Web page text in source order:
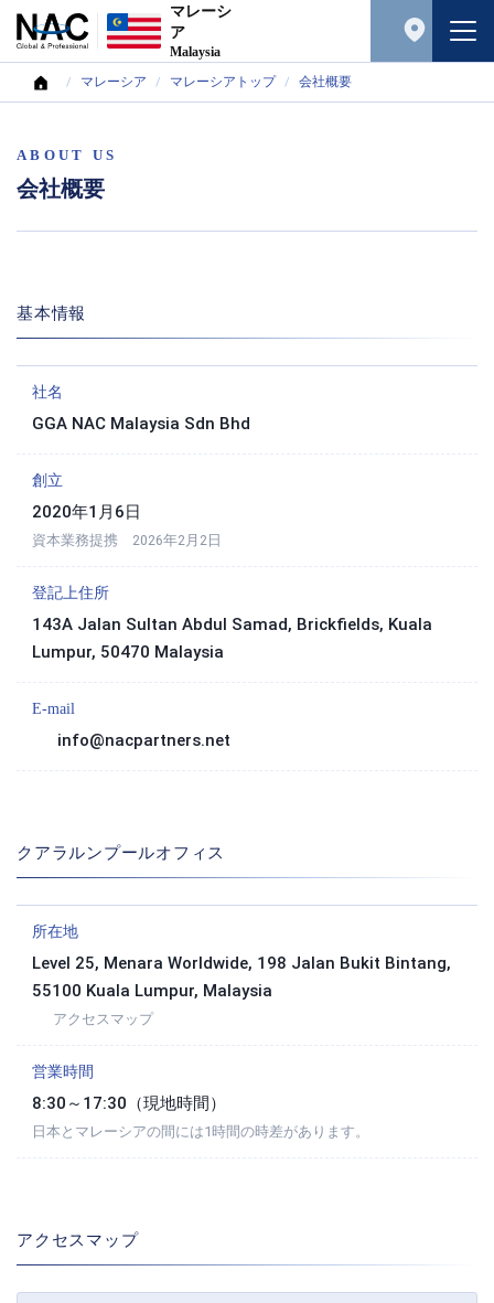
マレーシ
ア
Malaysia
マレーシア
マレーシアトップ 会社概要
ABOUT US
会社概要
基本情報
社名
GGA NAC Malaysia Sdn Bhd
創立
2020年1月6日
資本業務提携 2026年2月2日
登記上住所
143A Jalan Sultan Abdul Samad, Brickfields, Kuala
Lumpur, 50470 Malaysia
E-mail
info@nacpartners.net
クアラルンプールオフィス
所在地
Level 25, Menara Worldwide, 198 Jalan Bukit Bintang,
55100 Kuala Lumpur, Malaysia
アクセスマップ
営業時間
8:30～17:30（現地時間）
日本とマレーシアの間には1時間の時差があります。
アクセスマップ